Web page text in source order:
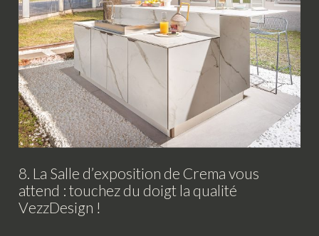
8. La Salle d’exposition de Crema vous
attend : touchez du doigt la qualité
VezzDesign !